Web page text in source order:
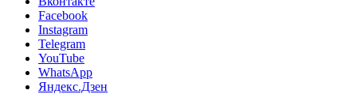
Facebook
Instagram
Telegram
YouTube
WhatsApp
Яндекс.Дзен